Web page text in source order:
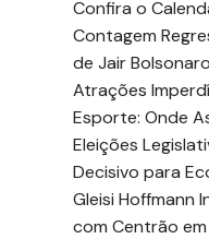
Confira o
Contagem
de Jair
Atrações
Esporte: Onde
Eleições
Decisivo para
Gleisi Hoffmann
com Centrão